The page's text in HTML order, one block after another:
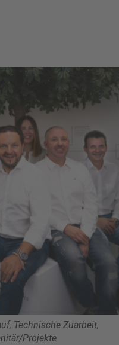
Technische Zuarbeit,
Projekte